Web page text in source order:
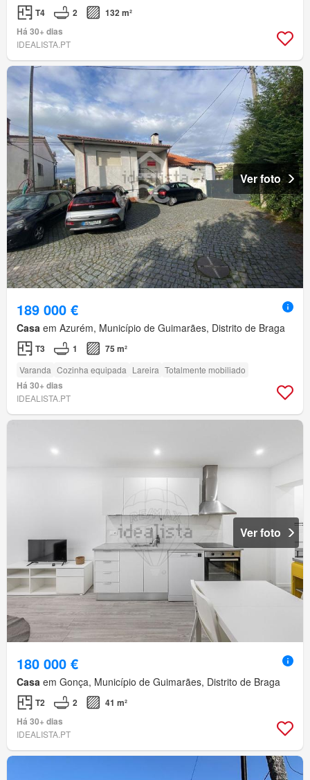
T4 2
132 m²
Há 30+ dias
IDEALISTA.PT
Ver foto
189 000 €
Casa em Azurém, Município de Guimarães, Distrito de Braga
T3 1 75 m²
Varanda Cozinha equipada Lareira Totalmente mobiliado
Há 30+ dias
IDEALISTA.PT
Ver foto
180 000 €
Casa em Gonça, Município de Guimarães, Distrito de Braga
T2 2
41 m²
Há 30+ dias
IDEALISTA.PT